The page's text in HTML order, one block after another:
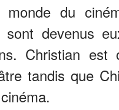
du
sont devenus
Christian est
tandis que